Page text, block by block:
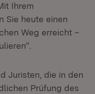
Ihrem
Sie heute einen
Weg erreicht –
Juristen, die in den
Prüfung des